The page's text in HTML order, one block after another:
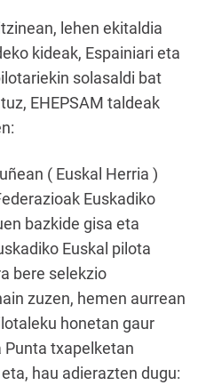
lehen ekitaldia
kideak, Espainiari eta
solasaldi bat
EHEPSAM taldeak
( Euskal Herria )
Euskadiko
bazkide gisa eta
Euskal pilota
bere selekzio
zuzen, hemen aurrean
honetan gaur
Punta txapelketan
hau adierazten dugu: